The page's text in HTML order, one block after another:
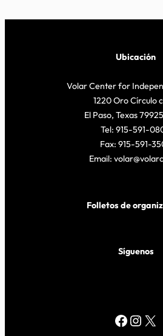
Ubicación
Volar Center for
1220 Oro Círculo
El Paso, Texas
Tel: 915-591-
Fax: 915-591-
Email:
Folletos de
Síguenos
Facebook Instagram X